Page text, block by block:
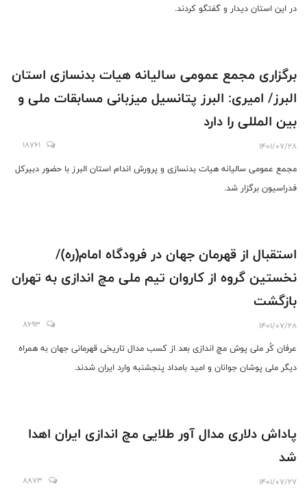
در این استان دیدار و گفتگو کردند.
برگزاری مجمع عمومی سالیانه هیات بدنسازی استان
البرز/ امیری: البرز پتانسیل میزبانی مسابقات ملی و
بین المللی را دارد
1401/07/28
18761
مجمع عمومی سالیانه هیات بدنسازی و پرورش اندام استان البرز با حضور دبیرکل
فدراسیون برگزار شد.
استقبال از قهرمان جهان در فرودگاه امام(ره)/
نخستین گروه از كاروان تيم ملی مچ اندازی به تهران
بازگشت
1401/07/28
8693
عرفان کُر ملی پوش مچ اندازی بعد از کسب مدال تاریخی قهرمانی جهان به همراه
ديگر ملى پوشان جوانان و اميد بامداد پنجشنبه وارد ایران شدند.
پاداش دلاری مدال آور طلایی مچ اندازی ایران اهدا
شد
1401/07/27
8873